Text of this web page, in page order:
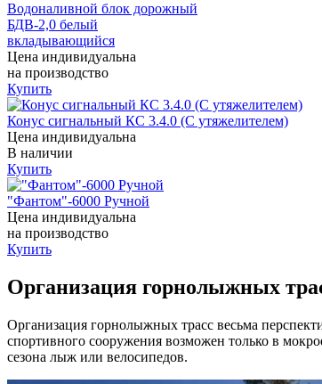
Водоналивной блок дорожный
БДВ-2,0 белый
вкладывающийся
Цена индивидуальна
на производство
Купить
Конус сигнальный КС 3.4.0 (С утяжелителем)
Цена индивидуальна
В наличии
Купить
"Фантом"-6000 Ручной
Цена индивидуальна
на производство
Купить
Организация горнолыжных
Организация горнолыжных трасс весьма
спортивного сооружения возможен только в
сезона лыж или велосипедов.